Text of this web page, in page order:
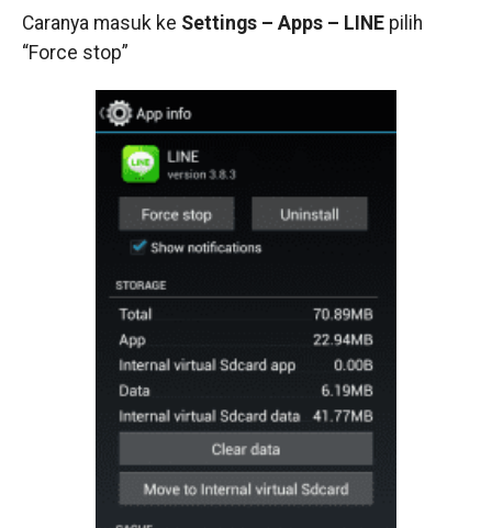
Caranya masuk ke Settings – Apps – LINE pilih
“Force stop”